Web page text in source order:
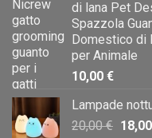
di lana Pet
Spazzola
Domestico di
per Animale
10,00 €
Lampade
20,00€ Il
18,00